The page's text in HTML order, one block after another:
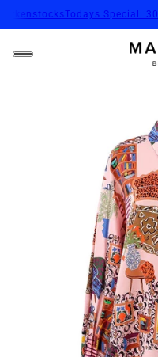
Todays Special: 30%